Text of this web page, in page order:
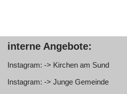
interne Angebote:
Instagram: -> Kirchen am Sund
Instagram: -> Junge Gemeinde